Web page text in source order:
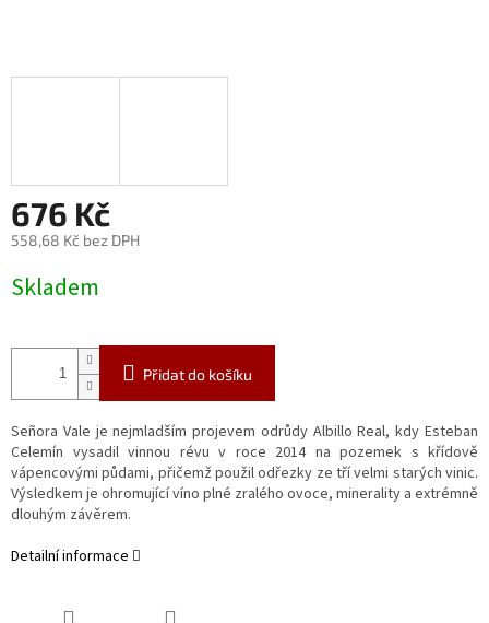
676 Kč
558,68 Kč bez DPH
cena:
Skladem
Přidat do košíku
Señora Vale je nejmladším projevem odrůdy Albillo Real, kdy Esteban
Celemín vysadil vinnou révu v roce 2014 na pozemek s křídově
vápencovými půdami, přičemž použil odřezky ze tří velmi starých vinic.
Výsledkem je ohromující víno plné zralého ovoce, minerality a extrémně
dlouhým závěrem.
Detailní informace